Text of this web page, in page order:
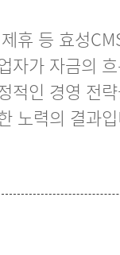
휴 등 효성
자가 자금의
적인 경영 전
노력의 결과